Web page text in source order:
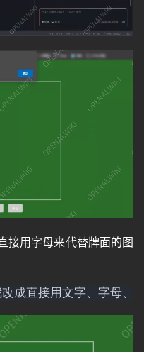
接用字母来代替牌面的图
成直接用文字、字母、